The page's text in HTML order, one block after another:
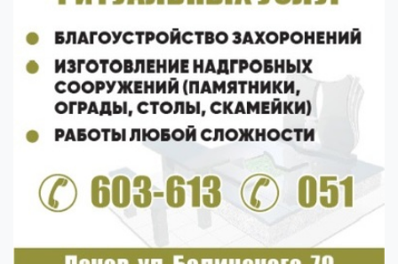
Previous